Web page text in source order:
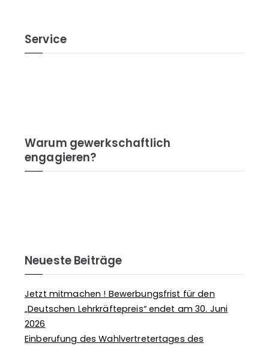
Service
Warum gewerkschaftlich
engagieren?
Neueste Beiträge
Jetzt mitmachen ! Bewerbungsfrist für den
„Deutschen Lehrkräftepreis“ endet am 30. Juni
2026
Einberufung des Wahlvertretertages des